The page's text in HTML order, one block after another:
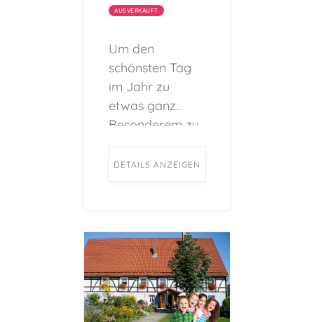
AUSVERKAUFT
Um den
schönsten Tag
im Jahr zu
etwas ganz
Besonderem zu
der Hof Schulte-
Programme für
Kinder im Alter
von 5-12 Jahren
an. ...
DETAILS ANZEIGEN